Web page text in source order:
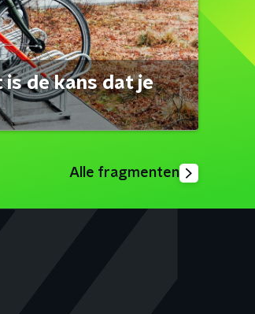
is de kans dat je
Alle fragmenten